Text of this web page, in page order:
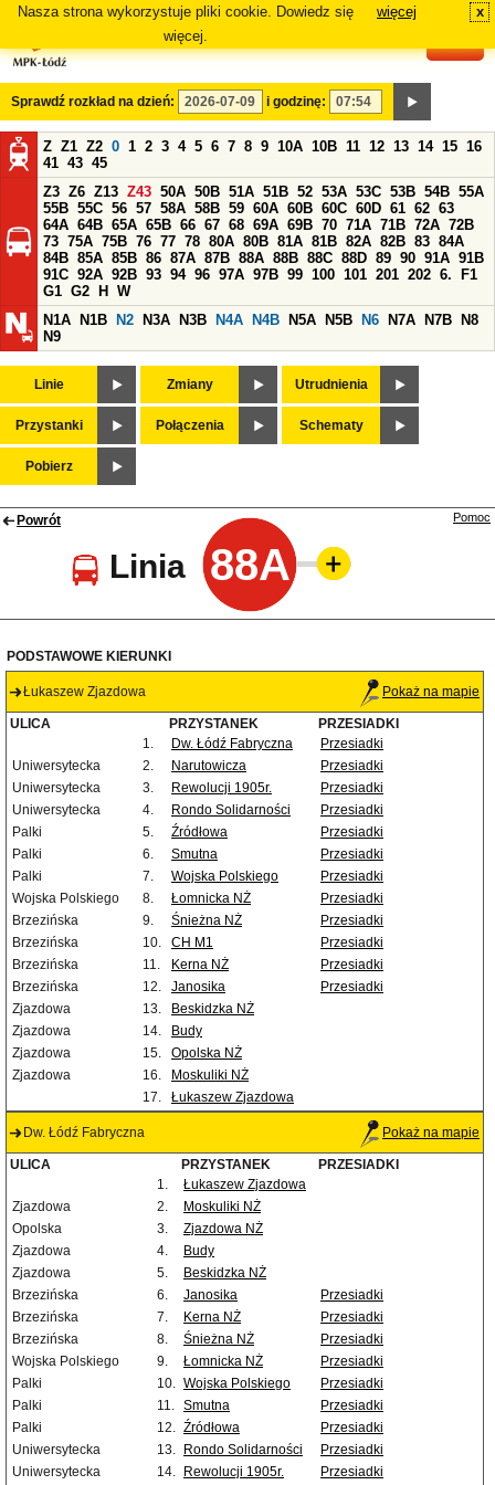
Nasza strona wykorzystuje pliki cookie. Dowiedz się
więcej.
więcej x
Sprawdź rozkład na dzień: i godzinę:
Z Z1 Z2 0 1 2 3 4 5 6 7 8 9 10A 10B 11 12 13 14 15 16
41 43 45
Z3 Z6 Z13 Z43 50A 50B 51A 51B 52 53A 53C 53B 54B 55A
55B 55C 56 57 58A 58B 59 60A 60B 60C 60D 61 62 63
64A 64B 65A 65B 66 67 68 69A 69B 70 71A 71B 72A 72B
73 75A 75B 76 77 78 80A 80B 81A 81B 82A 82B 83 84A
84B 85A 85B 86 87A 87B 88A 88B 88C 88D 89 90 91A 91B
91C 92A 92B 93 94 96 97A 97B 99 100 101 201 202 6.
F1
G1 G2 H
W
N1A
N1B N2 N3A N3B N4A N4B N5A N5B N6 N7A N7B
N8
N9
Linie Zmiany Utrudnienia
Przystanki Połączenia Schematy
Pobierz
Powrót
Linia 88A
Pomoc
PODSTAWOWE KIERUNKI
Łukaszew Zjazdowa Pokaż na mapie
ULICA PRZYSTANEK
PRZESIADKI
1.
Dw. Łódź Fabryczna
Przesiadki
Uniwersytecka
2. Narutowicza
Przesiadki
Uniwersytecka
3. Rewolucji 1905r.
Przesiadki
Uniwersytecka
4. Rondo Solidarności
Przesiadki
Palki
5. Źródłowa
Przesiadki
Palki
6. Smutna
Przesiadki
Palki
7. Wojska Polskiego
Przesiadki
Wojska Polskiego
8. Łomnicka NŻ
Przesiadki
Brzezińska
9. Śnieżna NŻ
Przesiadki
Brzezińska
10. CH M1
Przesiadki
Brzezińska
11. Kerna NŻ
Przesiadki
Brzezińska
12. Janosika
Przesiadki
Zjazdowa
13.
Beskidzka NŻ
Zjazdowa
14.
Budy
Zjazdowa
15.
Opolska NŻ
Zjazdowa
16.
Moskuliki NŻ
17.
Łukaszew Zjazdowa
Dw. Łódź Fabryczna Pokaż na mapie
ULICA PRZYSTANEK
PRZESIADKI
1.
Łukaszew Zjazdowa
Zjazdowa
2.
Moskuliki NŻ
Opolska
3.
Zjazdowa NŻ
Zjazdowa
4.
Budy
Zjazdowa
5.
Beskidzka NŻ
Brzezińska
6. Janosika
Przesiadki
Brzezińska
7. Kerna NŻ
Przesiadki
Brzezińska
8. Śnieżna NŻ
Przesiadki
Wojska Polskiego
9. Łomnicka NŻ
Przesiadki
Palki
10. Wojska Polskiego
Przesiadki
Palki
11. Smutna
Przesiadki
Palki
12. Źródłowa
Przesiadki
Uniwersytecka
13. Rondo Solidarności
Przesiadki
Uniwersytecka
14. Rewolucji 1905r. Przesiadki